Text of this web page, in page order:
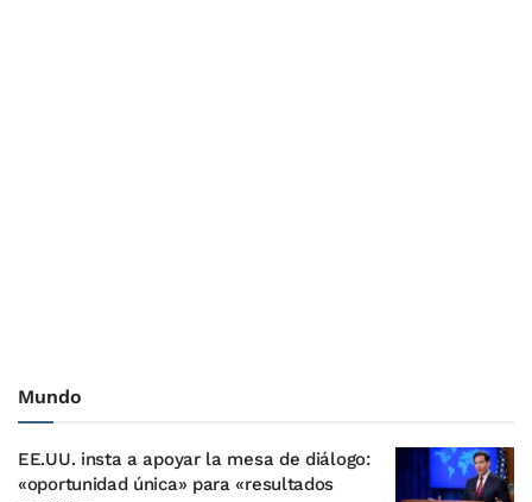
Mundo
EE.UU. insta a apoyar la mesa de diálogo:
«oportunidad única» para «resultados